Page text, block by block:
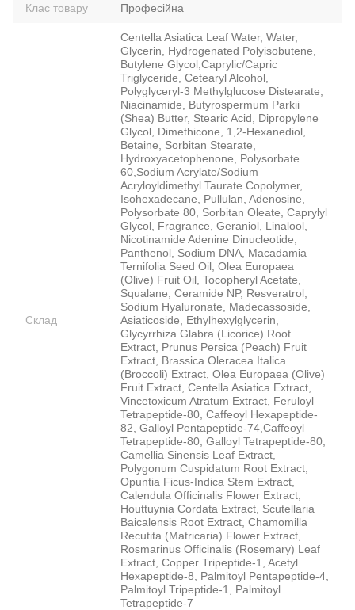
Клас товару Професійна
Склад
Centella Asiatica Leaf Water, Water,
Glycerin, Hydrogenated Polyisobutene,
Butylene Glycol,Caprylic/Capric
Triglyceride, Cetearyl Alcohol,
Polyglyceryl-3 Methylglucose Distearate,
Niacinamide, Butyrospermum Parkii
(Shea) Butter, Stearic Acid, Dipropylene
Glycol, Dimethicone, 1,2-Hexanediol,
Betaine, Sorbitan Stearate,
Hydroxyacetophenone, Polysorbate
60,Sodium Acrylate/Sodium
Acryloyldimethyl Taurate Copolymer,
Isohexadecane, Pullulan, Adenosine,
Polysorbate 80, Sorbitan Oleate, Caprylyl
Glycol, Fragrance, Geraniol, Linalool,
Nicotinamide Adenine Dinucleotide,
Panthenol, Sodium DNA, Macadamia
Ternifolia Seed Oil, Olea Europaea
(Olive) Fruit Oil, Tocopheryl Acetate,
Squalane, Ceramide NP, Resveratrol,
Sodium Hyaluronate, Madecassoside,
Asiaticoside, Ethylhexylglycerin,
Glycyrrhiza Glabra (Licorice) Root
Extract, Prunus Persica (Peach) Fruit
Extract, Brassica Oleracea Italica
(Broccoli) Extract, Olea Europaea (Olive)
Fruit Extract, Centella Asiatica Extract,
Vincetoxicum Atratum Extract, Feruloyl
Tetrapeptide-80, Caffeoyl Hexapeptide-
82, Galloyl Pentapeptide-74,Caffeoyl
Tetrapeptide-80, Galloyl Tetrapeptide-80,
Camellia Sinensis Leaf Extract,
Polygonum Cuspidatum Root Extract,
Opuntia Ficus-Indica Stem Extract,
Calendula Officinalis Flower Extract,
Houttuynia Cordata Extract, Scutellaria
Baicalensis Root Extract, Chamomilla
Recutita (Matricaria) Flower Extract,
Rosmarinus Officinalis (Rosemary) Leaf
Extract, Copper Tripeptide-1, Acetyl
Hexapeptide-8, Palmitoyl Pentapeptide-4,
Palmitoyl Tripeptide-1, Palmitoyl
Tetrapeptide-7